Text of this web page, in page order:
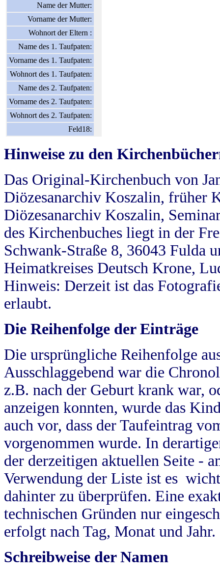
Name der Mutter:
Vorname der Mutter:
Wohnort der Eltern :
Name des 1. Taufpaten:
Vorname des 1. Taufpaten:
Wohnort des 1. Taufpaten:
Name des 2. Taufpaten:
Vorname des 2. Taufpaten:
Wohnort des 2. Taufpaten:
Feld18:
Hinweise zu den
Das Original-Kirchenbuch von
Diözesanarchiv Koszalin, früher
Diözesanarchiv Koszalin,
des Kirchenbuches liegt in der
Schwank-Straße 8, 36043 Fulda
Heimatkreises Deutsch Krone,
Hinweis: Derzeit ist das
erlaubt.
Die Reihenfolge der Einträge
Die ursprüngliche Reihenfolge
Ausschlaggebend war die
z.B. nach der Geburt krank war,
anzeigen konnten, wurde das
auch vor, dass der Taufeintrag
vorgenommen wurde. In
der derzeitigen aktuellen Seite -
Verwendung der Liste ist es
dahinter zu überprüfen. Eine
technischen Gründen nur
erfolgt nach Tag, Monat und Jahr.
Schreibweise der Namen